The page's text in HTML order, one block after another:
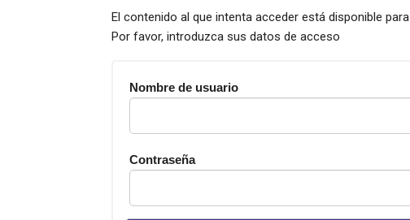
El contenido al que intenta acceder está disponible
Por favor, introduzca sus datos de acceso
Nombre de usuario
Contraseña